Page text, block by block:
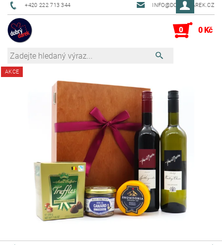
+420 222 713 344 INFO@DOBRYDAREK.CZ
0 0 Kč
AKCE